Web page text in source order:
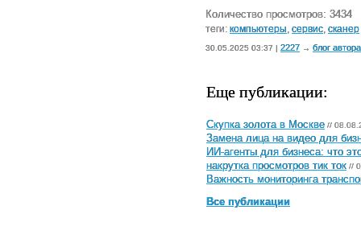
Количество просмотров: 3434
теги: компьютеры сервис сканер
30.05.2025 03:37 | 2227 → блог автора
Еще публикации:
Скупка золота в Москве //
Замена лица на видео для
ИИ-агенты для бизнеса: что
накрутка просмотров тик ток //
Важность мониторинга
Все публикации